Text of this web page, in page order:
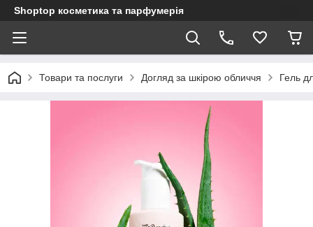
Shoptop косметика та парфумерія
Товари та послуги Догляд за шкірою обличчя Гель